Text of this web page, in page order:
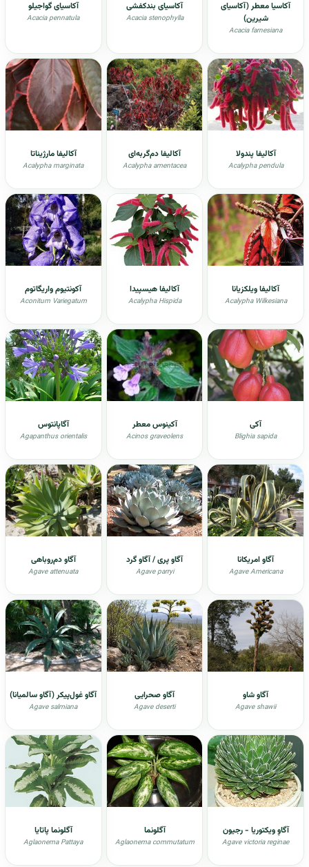
آکاسیا معطر (آکاسیای
شیرین)
Acacia farnesiana
آکاسیای بندکفشی
Acacia stenophylla
آکاسیای گواجیلو
Acacia pennatula
آکالیفا پندولا
Acalypha pendula
آکالیفا دم‌گربه‌ای
Acalypha amentacea
آکالیفا مارژیناتا
Acalypha marginata
آکالیفا ویلکزیانا
Acalypha Wilkesiana
آکالیفا هیسپیدا
Acalypha Hispida
آکونتیوم واریگاتوم
Aconitum Variegatum
آکی
Blighia sapida
آکينوس معطر
Acinos graveolens
آگاپانتوس
Agapanthus orientalis
آگاو امریکانا
Agave Americana
آگاو پری / آگاو گرد
Agave parryi
آگاو دم‌روباهی
Agave attenuata
آگاو شاو
Agave shawii
آگاو صحرایی
Agave deserti
آگاو غول‌پیکر (آگاو سالمیانا)
Agave salmiana
آگاوِ ویکتوریا - رجیون
Agave victoria reginae
آگلونما
Aglaonema commutatum
آگلونما پاتایا
Aglaonema Pattaya